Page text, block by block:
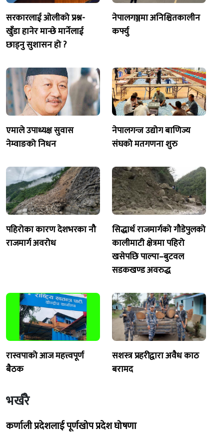
सरकारलाई ओलीको प्रश्न-
खुँडा हानेर मान्छे मार्नेलाई
छाड्नु सुशासन हो ?
नेपालगञ्जमा अनिश्चितकालीन
कर्फ्यु
एमाले उपाध्यक्ष सुवास
नेम्वाङको निधन
नेपालगन्ज उद्योग बाणिज्य
संघको मतगणना शुरु
पहिरोका कारण देशभरका नौ
राजमार्ग अवरोध
सिद्धार्थ राजमार्गको गौडेपुलको
कालीमाटी क्षेत्रमा पहिरो
खसेपछि पाल्पा–बुटवल
सडकखण्ड अवरुद्ध
रास्वपाको आज महत्त्वपूर्ण
बैठक
सशस्त्र प्रहरीद्वारा अवैध काठ
बरामद
भर्खरै
कर्णाली प्रदेशलाई पूर्णखोप प्रदेश घोषणा